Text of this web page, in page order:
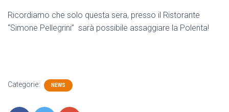
Ricordiamo che solo questa sera, presso il Ristorante
“Simone Pellegrini” sarà possibile assaggiare la Polenta!
Categorie: NEWS